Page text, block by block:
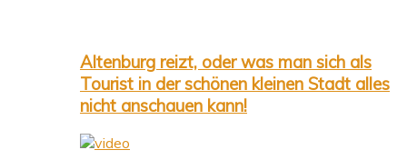
Altenburg reizt, oder was man sich als
Tourist in der schönen kleinen Stadt alles
nicht anschauen kann!